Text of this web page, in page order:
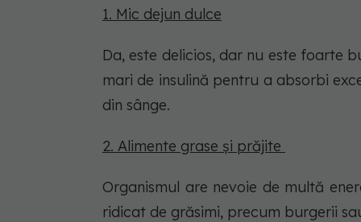
1. Mic dejun dulce
Da, este delicios, dar nu este foarte
mari de insulină pentru a absorbi
din sânge.
2. Alimente grase și prăjite
Organismul are nevoie de multă
ridicat de grăsimi, precum burgerii